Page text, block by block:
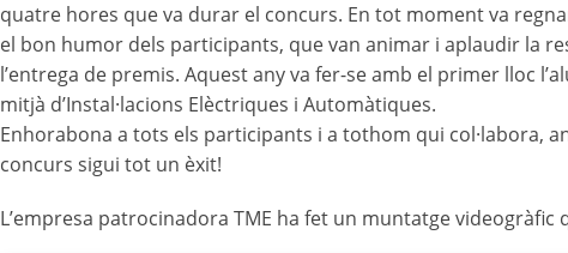
quatre hores que va durar el concurs. En tot moment va
el bon humor dels participants, que van animar i aplaudir la
l’entrega de premis. Aquest any va fer-se amb el primer lloc
mitjà d’Instal·lacions Elèctriques i Automàtiques.
Enhorabona a tots els participants i a tothom qui col·labora,
concurs sigui tot un èxit!
L’empresa patrocinadora TME ha fet un muntatge videogràfic